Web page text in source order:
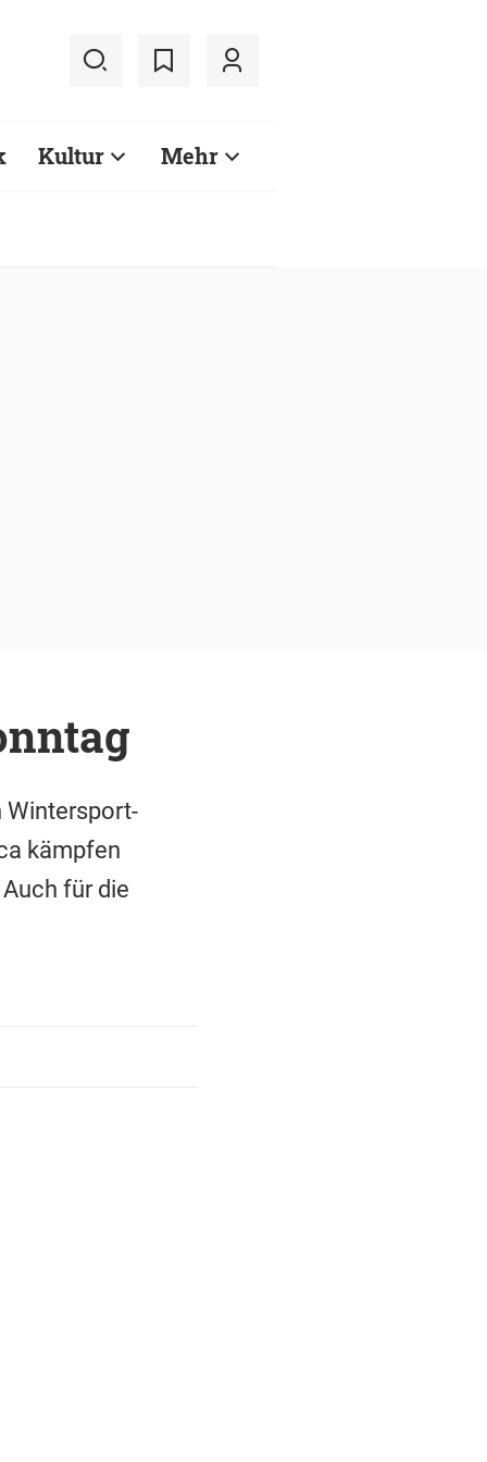
Kultur Mehr
Wintersport-
kämpfen
für die